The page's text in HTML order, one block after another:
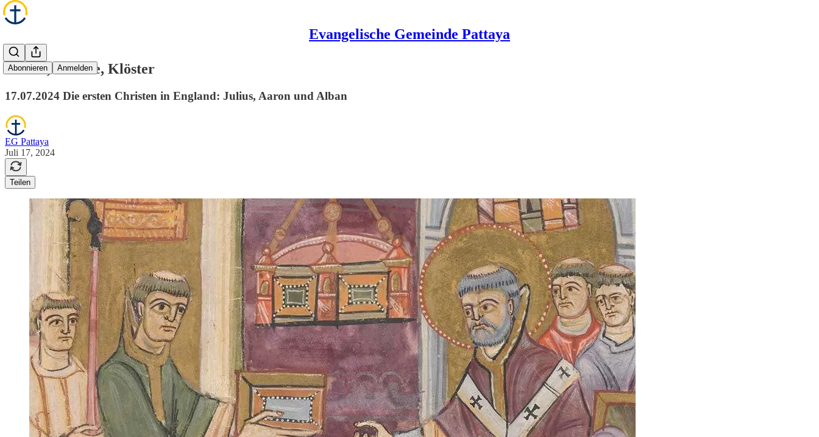
Evangelische Gemeinde Pattaya
Abonnieren Anmelden
Kelten, Kreuze, Klöster
17.07.2024 Die ersten Christen in England: Julius, Aaron und Alban
EG Pattaya
Juli 17, 2024
Teilen